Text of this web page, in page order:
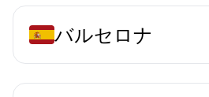
バルセロナ